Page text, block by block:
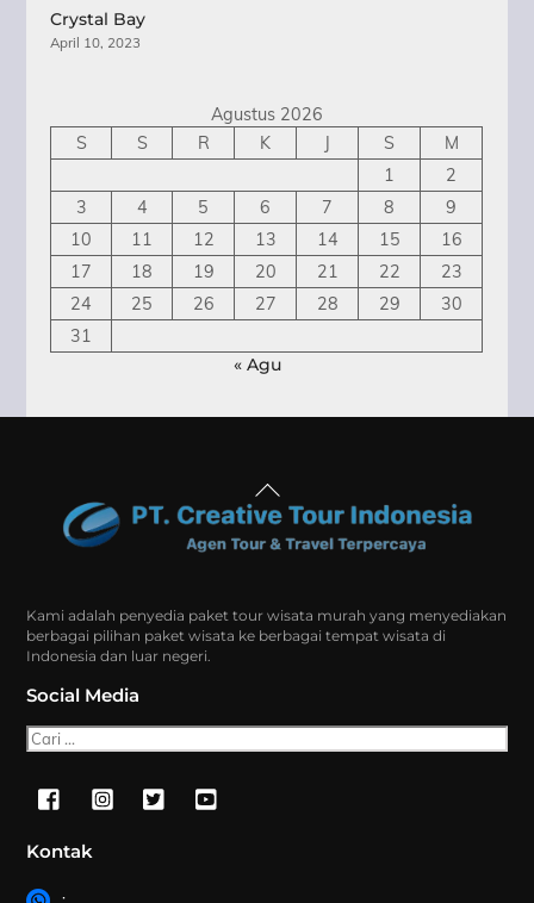
Crystal Bay
April 10, 2023
Agustus 2026
S
S R K J S
M
1
2
3
4 5 6 7 8
9
10
11 12 13 14 15
16
17
18 19 20 21 22
23
24
25 26 27 28 29
30
31
« Agu
To
Top
Kami adalah penyedia paket tour wisata murah yang menyediakan
berbagai pilihan paket wisata ke berbagai tempat wisata di
Indonesia dan luar negeri.
Social Media
Cari
Kontak